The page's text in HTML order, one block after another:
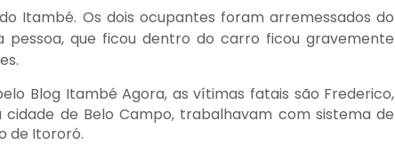
Itambé. Os dois ocupantes foram arremessados do
que ficou dentro do carro ficou gravemente
Blog Itambé Agora, as vítimas fatais são Frederico,
cidade de Belo Campo, trabalhavam com sistema de
de Itororó.